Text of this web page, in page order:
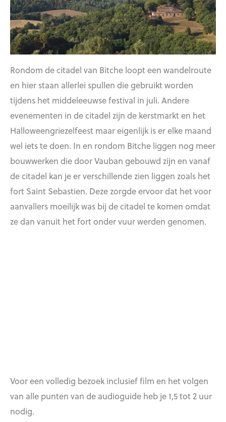
Rondom de citadel van Bitche loopt een wandelroute
en hier staan allerlei spullen die gebruikt worden
tijdens het middeleeuwse festival in juli. Andere
evenementen in de citadel zijn de kerstmarkt en het
Halloweengriezelfeest maar eigenlijk is er elke maand
wel iets te doen. In en rondom Bitche liggen nog meer
bouwwerken die door Vauban gebouwd zijn en vanaf
de citadel kan je er verschillende zien liggen zoals het
fort Saint Sebastien. Deze zorgde ervoor dat het voor
aanvallers moeilijk was bij de citadel te komen omdat
ze dan vanuit het fort onder vuur werden genomen.
Voor een volledig bezoek inclusief film en het volgen
van alle punten van de audioguide heb je 1,5 tot 2 uur
nodig.